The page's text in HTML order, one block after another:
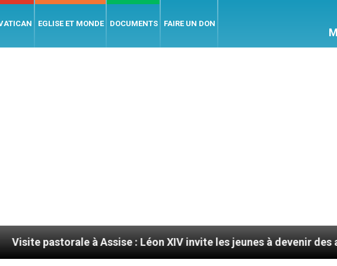
EGLISE ET MONDE DOCUMENTS FAIRE UN DON
à Assise : Léon XIV invite les jeunes à devenir des artisans de